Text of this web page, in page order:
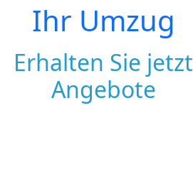
Ihr Umzug
Erhalten Sie jetzt
Angebote